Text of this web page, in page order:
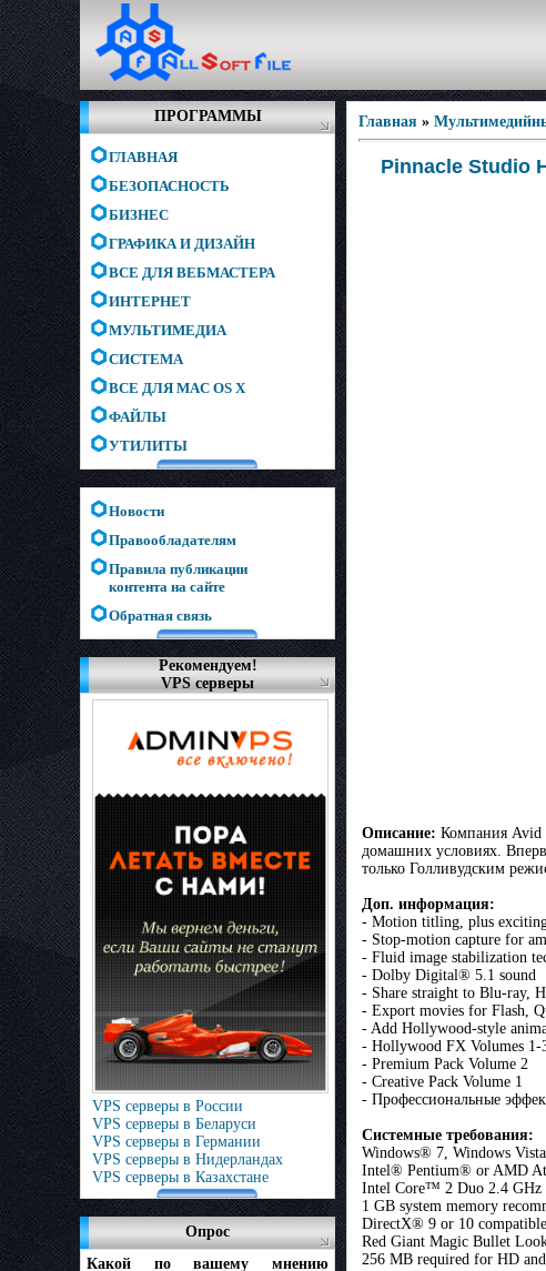
ПРОГРАММЫ
ГЛАВНАЯ
БЕЗОПАСНОСТЬ
БИЗНЕС
ГРАФИКА И ДИЗАЙН
ВСЕ ДЛЯ ВЕБМАСТЕРА
ИНТЕРНЕТ
МУЛЬТИМЕДИА
СИСТЕМА
ВСЕ ДЛЯ MAC OS X
ФАЙЛЫ
УТИЛИТЫ
Новости
Правообладателям
Правила публикации
контента на сайте
Обратная связь
Рекомендуем!
VPS серверы
VPS серверы в России
VPS серверы в Беларуси
VPS серверы в Германии
VPS серверы в Нидерландах
VPS серверы в Казахстане
Опрос
Какой по вашему мнению
Главная »
Pinnacle Studio
Описание: Компания Avid
домашних условиях.
только Голливудским
Доп. информация:
- Motion titling, plus
- Stop-motion capture for
- Fluid image stabilization
- Dolby Digital® 5.1 sound
- Share straight to Blu-ray,
- Export movies for Flash,
- Add Hollywood-style
- Hollywood FX Volumes 1-
- Premium Pack Volume 2
- Creative Pack Volume 1
- Профессиональные
Системные требования:
Windows® 7, Windows
Intel® Pentium® or AMD
Intel Core™ 2 Duo 2.4 GHz
1 GB system memory
DirectX® 9 or 10
Red Giant Magic Bullet
256 MB required for HD